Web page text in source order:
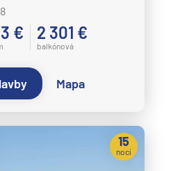
€ 2 301 €
balkónová
Mapa
15
nocí